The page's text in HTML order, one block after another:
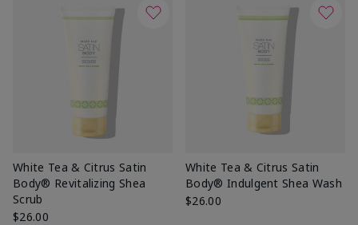
White Tea & Citrus Satin
Body® Revitalizing Shea
Scrub
$26.00
White Tea & Citrus Satin
Body® Indulgent Shea Wash
$26.00